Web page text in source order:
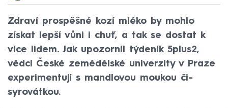
Zdraví prospěšné kozí mléko by mohlo
získat lepší vůni i chuť, a tak se dostat k
více lidem. Jak upozornil týdeník 5plus2,
vědci České zemědělské univerzity v Praze
experimentují s mandlovou moukou či­
syrovátkou.